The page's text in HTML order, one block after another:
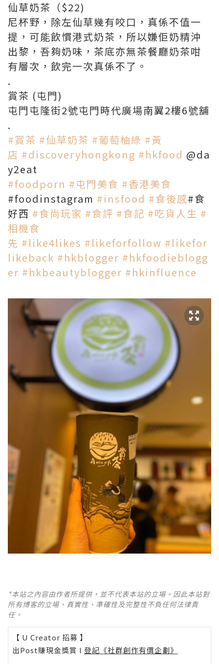
仙草奶茶（$22)
尼杯野，除左仙草幾有咬口，真係不值一
提，可能飲慣港式奶茶，所以嫌佢奶精沖
出黎，吾夠奶味，茶底亦無茶餐廳奶茶咁
有層次，飲完一次真係不了。
.
賞茶 (屯門)
屯門屯隆街2號屯門時代廣場南翼2樓6號舖
.
#賞茶 #仙草奶茶 #葡萄柚綠 #黃
店 #discoveryhongkong #hkfood @da
y2eat
#foodporn #屯門美食 #香港美食
#foodinstagram #insfood #食後感#食
好西 #食尚玩家 #食評 #食記 #吃貨人生 #
相機食
先 #like4likes #likeforfollow #likefor
likeback #hkblogger #hkfoodieblogg
er #hkbeautyblogger #hkinfluence
*本站之內容由作者所提供，並不代表本站的立場。因此本站對
所有博客的立場、真實性、準確性及完整性不負任何法律責
任。
【 U Creator 招募 】
出Post賺現金獎賞 l 登記《社群創作有價企劃》